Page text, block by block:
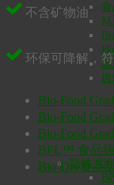
防锈润
不含矿物油
环保可降解，
Bio-Food
Bio-Food
Bio-Food
BPL™ 食品
Bio-Dry食品